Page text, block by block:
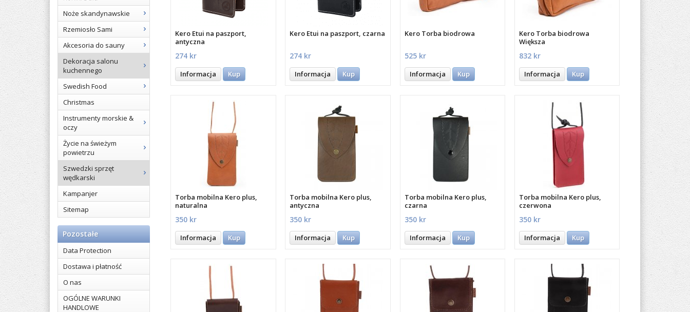
Noże skandynawskie
Rzemiosło Sami
Akcesoria do sauny
Dekoracja salonu
kuchennego
Swedish Food
Christmas
Instrumenty morskie &
oczy
Życie na świeżym
powietrzu
Szwedzki sprzęt
wędkarski
Kampanjer
Sitemap
Pozostałe
Data Protection
Dostawa i płatność
O nas
OGÓLNE WARUNKI
HANDLOWE
Kero Etui na paszport,
antyczna
274 kr
Informacja Kup
Kero Etui na paszport, czarna
274 kr
Informacja Kup
Kero Torba biodrowa
525 kr
Informacja Kup
Kero Torba biodrowa
Większa
832 kr
Informacja Kup
Torba mobilna Kero plus,
naturalna
350 kr
Informacja Kup
Torba mobilna Kero plus,
antyczna
350 kr
Informacja Kup
Torba mobilna Kero plus,
czarna
350 kr
Informacja Kup
Torba mobilna Kero plus,
czerwona
350 kr
Informacja Kup